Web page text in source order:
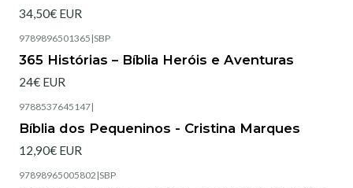
34,50€ EUR
9789896501365 |SBP
365 Histórias – Bíblia Heróis e Aventuras
24€ EUR
9788537645147|
Bíblia dos Pequeninos - Cristina Marques
12,90€ EUR
97898965005802 |SBP